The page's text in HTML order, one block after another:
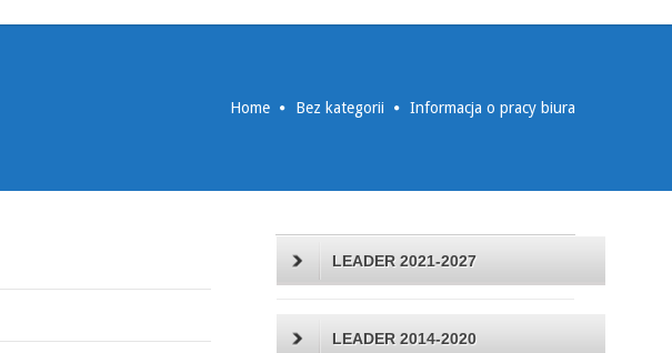
Home Bez kategorii Informacja o pracy biura
LEADER 2021-2027
LEADER 2014-2020